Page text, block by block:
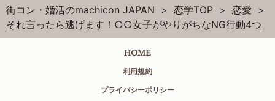
街コン・婚活のmachicon JAPAN 恋学TOP
恋愛
それ言ったら逃げます！○○女子がやりがちなNG行動4つ
HOME
利用規約
プライバシーポリシー